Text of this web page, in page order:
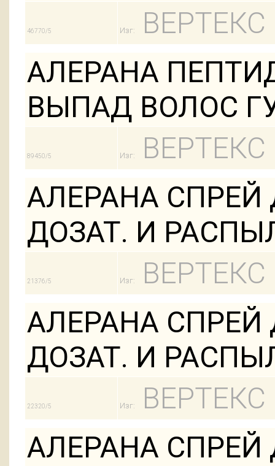
46770/5 Изг:
ВЕРТЕКС
АЛЕРАНА
ВЫПАД ВОЛОС
89450/5 Изг:
ВЕРТЕКС
АЛЕРАНА
ДОЗАТ. И
21376/5 Изг:
ВЕРТЕКС
АЛЕРАНА
ДОЗАТ. И
22320/5 Изг:
ВЕРТЕКС
АЛЕРАНА